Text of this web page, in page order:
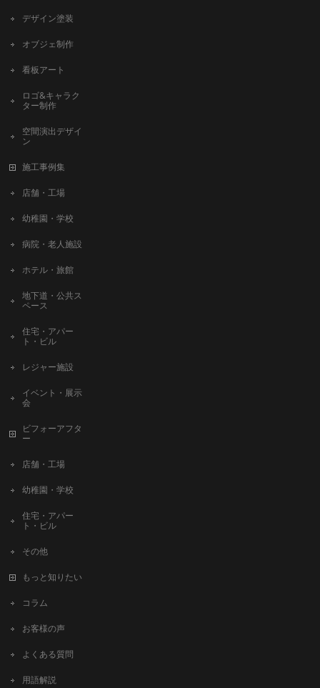
デザイン塗装
オブジェ制作
看板アート
ロゴ&キャラク
ター制作
空間演出デザイ
ン
施工事例集
店舗・工場
幼稚園・学校
病院・老人施設
ホテル・旅館
地下道・公共ス
ペース
住宅・アパー
ト・ビル
レジャー施設
イベント・展示
会
ビフォーアフタ
ー
店舗・工場
幼稚園・学校
住宅・アパー
ト・ビル
その他
もっと知りたい
コラム
お客様の声
よくある質問
用語解説